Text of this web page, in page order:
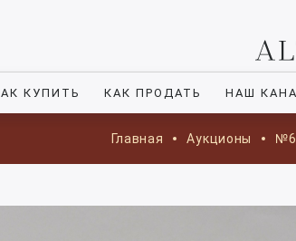
КУПИТЬ КАК ПРОДАТЬ НАШ
Главная Аукционы